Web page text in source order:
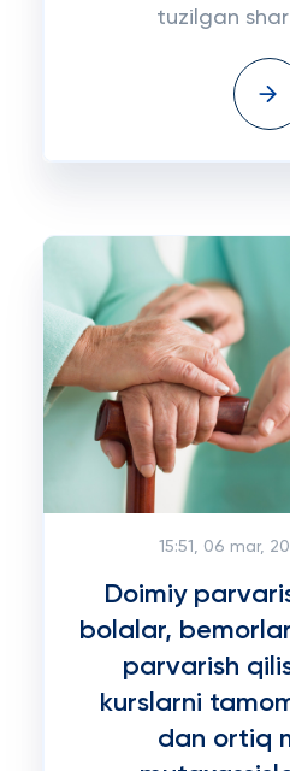
tuzilgan
15:51, 06 mar,
Doimiy
bolalar,
parvarish
kurslarni
dan ortiq